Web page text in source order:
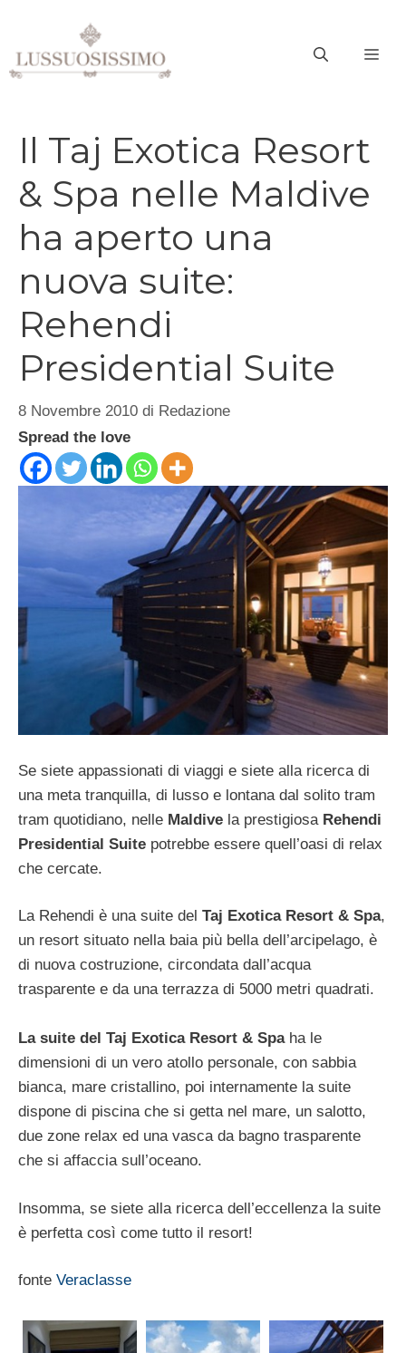
contenuto
Il Taj Exotica Resort
& Spa nelle Maldive
ha aperto una
nuova suite:
Rehendi
Presidential Suite
8 Novembre 2010 di Redazione
Spread the love
Se siete appassionati di viaggi e siete alla ricerca di
una meta tranquilla, di lusso e lontana dal solito tram
tram quotidiano, nelle Maldive la prestigiosa Rehendi
Presidential Suite potrebbe essere quell’oasi di relax
che cercate.
La Rehendi è una suite del Taj Exotica Resort & Spa,
un resort situato nella baia più bella dell’arcipelago, è
di nuova costruzione, circondata dall’acqua
trasparente e da una terrazza di 5000 metri quadrati.
La suite del Taj Exotica Resort & Spa ha le
dimensioni di un vero atollo personale, con sabbia
bianca, mare cristallino, poi internamente la suite
dispone di piscina che si getta nel mare, un salotto,
due zone relax ed una vasca da bagno trasparente
che si affaccia sull’oceano.
Insomma, se siete alla ricerca dell’eccellenza la suite
è perfetta così come tutto il resort!
fonte Veraclasse